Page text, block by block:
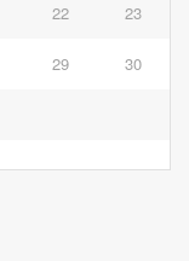
22 23
29 30